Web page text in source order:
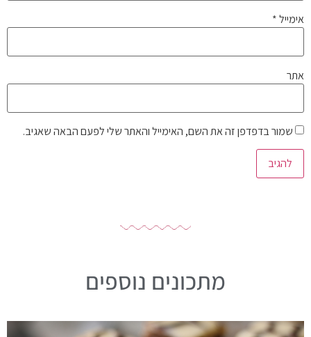
אימייל*
אתר
שמור בדפדפן זה את השם, האימייל והאתר שלי לפעם הבאה שאגיב.
מתכונים נוספים